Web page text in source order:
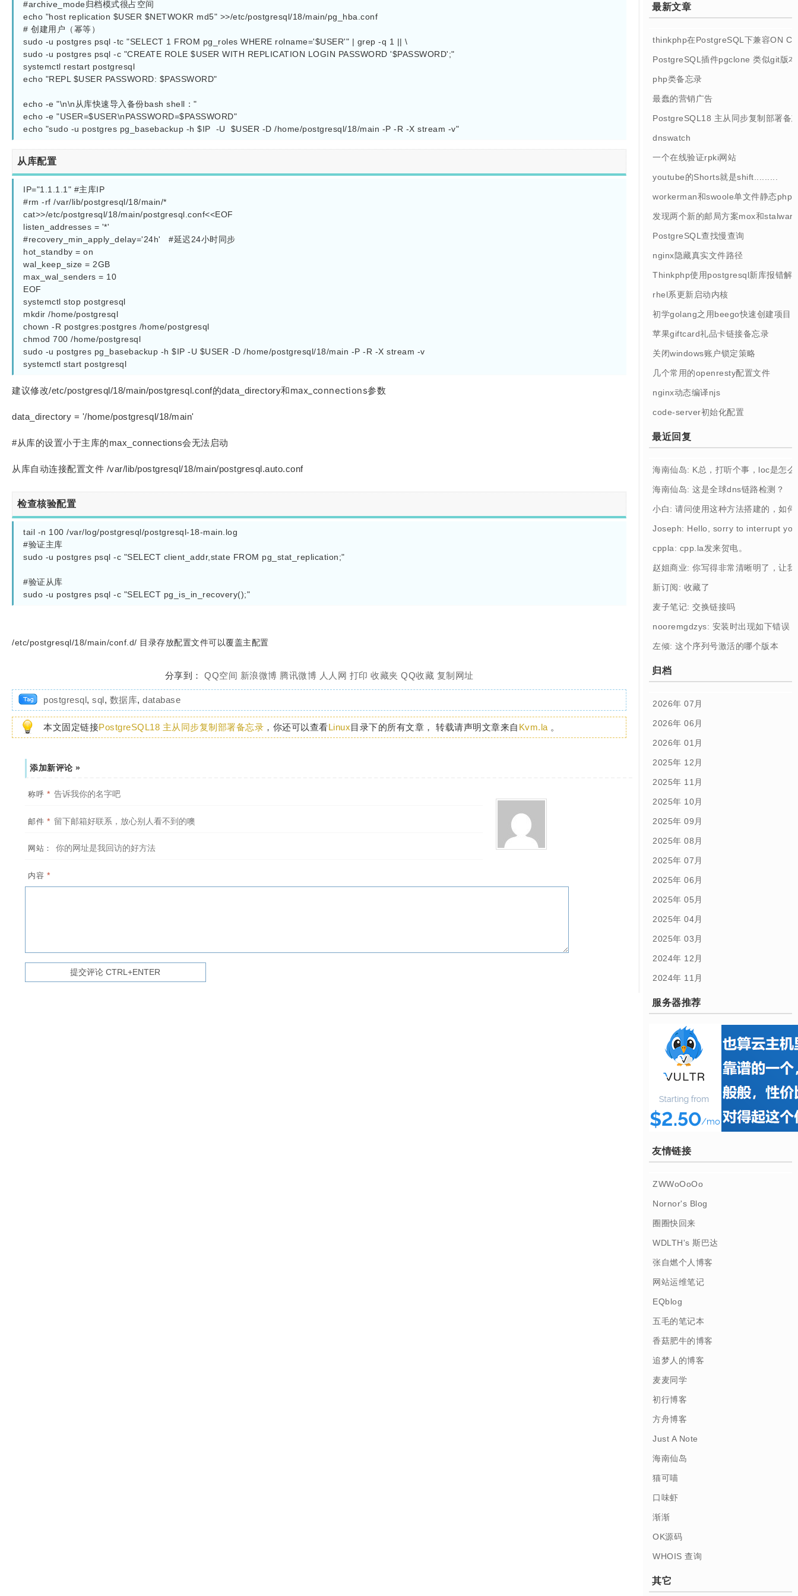
#archive_mode归档模式很占空间
echo "host replication $USER $NETWOKR md5" >>/etc/postgresql/18/main/pg_hba.conf
# 创建用户（幂等）
sudo -u postgres psql -tc "SELECT 1 FROM pg_roles WHERE rolname='$USER'" | grep -q 1 || \
sudo -u postgres psql -c "CREATE ROLE $USER WITH REPLICATION LOGIN PASSWORD '$PASSWORD';"
systemctl restart postgresql
echo "REPL $USER PASSWORD: $PASSWORD"
echo -e "\n\n从库快速导入备份bash shell："
echo -e "USER=$USER\nPASSWORD=$PASSWORD"
从库配置
IP="1.1.1.1" #主库IP
#rm -rf /var/lib/postgresql/18/main/*
cat>>/etc/postgresql/18/main/postgresql.conf<<EOF
listen_addresses = '*'
#recovery_min_apply_delay='24h'   #延迟24小时同步
hot_standby = on
wal_keep_size = 2GB
max_wal_senders = 10
EOF
systemctl stop postgresql
mkdir /home/postgresql
chown -R postgres:postgres /home/postgresql
chmod 700 /home/postgresql
sudo -u postgres pg_basebackup -h $IP -U $USER -D /home/postgresql/18/main -P -R -X stream -v
systemctl start postgresql
建议修改/etc/postgresql/18/main/postgresql.conf的data_directory和max_connections参数
data_directory = '/home/postgresql/18/main'
#从库的设置小于主库的max_connections会无法启动
从库自动连接配置文件 /var/lib/postgresql/18/main/postgresql.auto.conf
检查核验配置
tail -n 100 /var/log/postgresql/postgresql-18-main.log
#验证主库
sudo -u postgres psql -c "SELECT client_addr,state FROM pg_stat_replication;"
#验证从库
sudo -u postgres psql -c "SELECT pg_is_in_recovery();"
/etc/postgresql/18/main/conf.d/ 目录存放配置文件可以覆盖主配置
分享到： QQ空间 新浪微博 腾讯微博 人人网 打印 收藏夹 QQ收藏 复制网址
postgresql, sql, 数据库, database
本文固定链接PostgreSQL18 主从同步复制部署备忘录 ，你还可以查看Linux目录下的所有文章， 转载请声明文章来自 Kvm.la 。
添加新评论 »
称呼 *
邮件 *
网站：
内容 *
最新文章
thinkphp在PostgreSQL下兼容ON
PostgreSQL插件pgclone 类似git版
php类备忘录
最蠢的营销广告
PostgreSQL18 主从同步复制部署备
dnswatch
一个在线验证rpki网站
youtube的Shorts就是shift.........
workerman和swoole单文件静态php
发现两个新的邮局方案mox和stalwart
PostgreSQL查找慢查询
nginx隐藏真实文件路径
Thinkphp使用postgresql新库报错解
rhel系更新启动内核
初学golang之用beego快速创建项目
苹果giftcard礼品卡链接备忘录
关闭windows账户锁定策略
几个常用的openresty配置文件
nginx动态编译njs
code-server初始化配置
最近回复
海南仙岛: K总，打听个事，loc是怎么
海南仙岛: 这是全球dns链路检测？
小白: 请问使用这种方法搭建的，如
Joseph: Hello, sorry to interrupt
cppla: cpp.la发来贺电。
赵姐商业: 你写得非常清晰明了，让
新订阅: 收藏了
麦子笔记: 交换链接吗
nooremgdzys: 安装时出现如下错误
左倾: 这个序列号激活的哪个版本
归档
2026年 07月
2026年 06月
2026年 01月
2025年 12月
2025年 11月
2025年 10月
2025年 09月
2025年 08月
2025年 07月
2025年 06月
2025年 05月
2025年 04月
2025年 03月
2024年 12月
2024年 11月
服务器推荐
友情链接
ZWWoOoOo
Nornor's Blog
圈圈快回来
WDLTH's 斯巴达
张自燃个人博客
网站运维笔记
EQblog
五毛的笔记本
香菇肥牛的博客
追梦人的博客
麦麦同学
初行博客
方舟博客
Just A Note
海南仙岛
猫可喵
口味虾
渐渐
OK源码
WHOIS 查询
其它